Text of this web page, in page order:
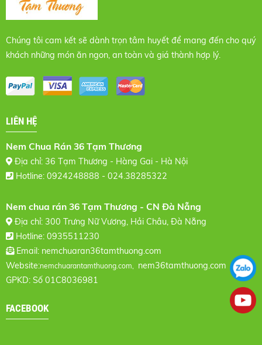
Chúng tôi cam kết sẽ dành trọn tâm huyết để mang đến cho quý
khách những món ăn ngon, an toàn và giá thành hợp lý.
LIÊN HỆ
Nem Chua Rán 36 Tạm Thương
Địa chỉ: 36 Tạm Thương - Hàng Gai - Hà Nội
Hotline: 0924248888 - 024.38285322
Nem chua rán 36 Tạm Thương - CN Đà Nẵng
Địa chỉ: 300 Trưng Nữ Vương, Hải Châu, Đà Nẵng
Hotline: 0935511230
Email: nemchuaran36tamthuong.com
Website:nemchuarantamthuong.com,
nem36tamthuong.com
GPKD: Số 01C8036981
FACEBOOK